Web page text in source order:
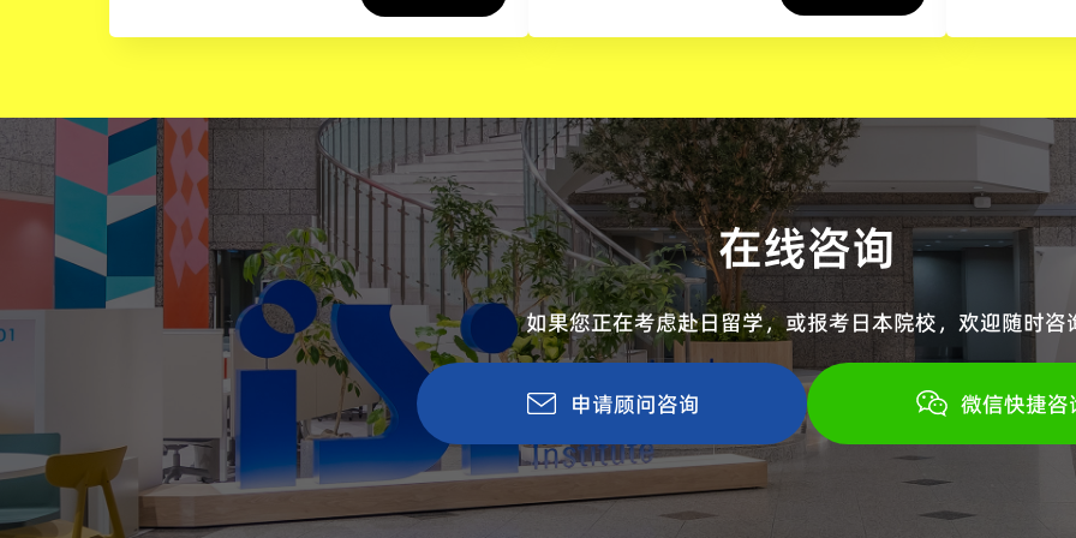
在线咨询
如果您正在考虑赴日留学，或报考日本院校， 欢迎随时咨
申请顾问咨询 微信快捷咨